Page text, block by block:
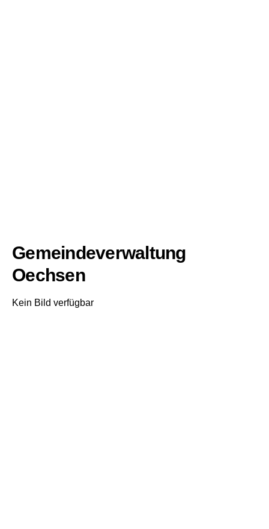
Gemeindeverwaltung
Oechsen
Kein Bild verfügbar